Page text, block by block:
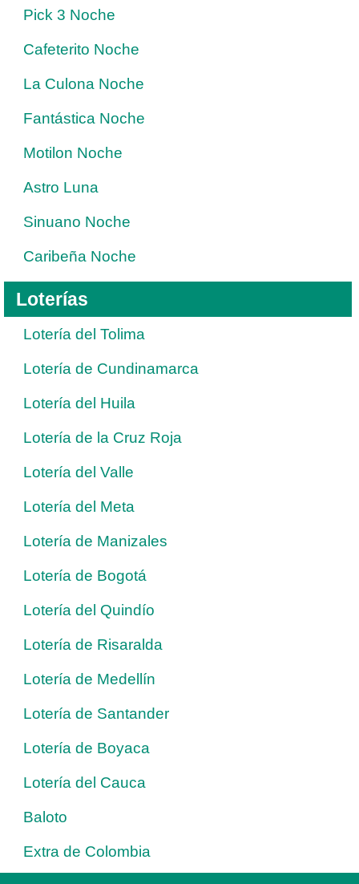
Pick 3 Noche
Cafeterito Noche
La Culona Noche
Fantástica Noche
Motilon Noche
Astro Luna
Sinuano Noche
Caribeña Noche
Loterías
Lotería del Tolima
Lotería de Cundinamarca
Lotería del Huila
Lotería de la Cruz Roja
Lotería del Valle
Lotería del Meta
Lotería de Manizales
Lotería de Bogotá
Lotería del Quindío
Lotería de Risaralda
Lotería de Medellín
Lotería de Santander
Lotería de Boyaca
Lotería del Cauca
Baloto
Extra de Colombia